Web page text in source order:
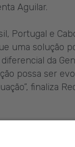
Aguilar.
Portugal e
uma solução
diferencial da
possa ser
finaliza